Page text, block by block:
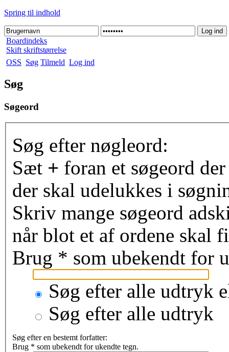
Spring til indhold
Boardindeks
Skift skriftstørrelse
OSS Søg Tilmeld Log ind
Søg
Søgeord
Søg efter nøgleord:
Sæt + foran et søgeord
der skal udelukkes i
Skriv mange søgeord
når blot et af ordene skal
Brug * som ubekendt for
Søg efter alle udtryk
Søg efter alle udtryk
Søg efter en bestemt forfatter:
Brug * som ubekendt for ukendte tegn.